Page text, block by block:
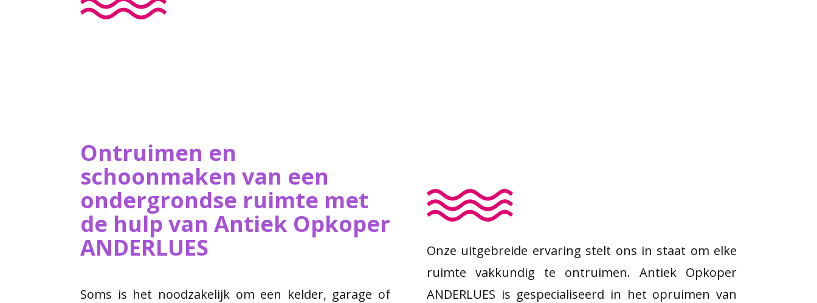
Ontruimen en
schoonmaken van een
ondergrondse ruimte met
de hulp van ​Antiek Opkoper
ANDERLUES
Soms is het noodzakelijk om een kelder, garage of
Onze uitgebreide ervaring stelt ons in staat om elke
ruimte vakkundig te ontruimen. Antiek Opkoper
ANDERLUES is gespecialiseerd in het opruimen van